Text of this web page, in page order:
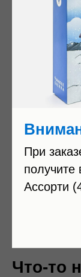
При
получите
Ассорти
значит его
беспокоясь
остается
нашем лоте
фруктов,
Нет в наличии
Что-то